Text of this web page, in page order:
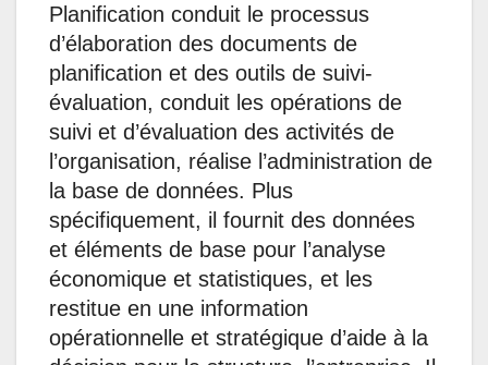
Planification conduit le processus
d’élaboration des documents de
planification et des outils de suivi-
évaluation, conduit les opérations de
suivi et d’évaluation des activités de
l’organisation, réalise l’administration de
la base de données. Plus
spécifiquement, il fournit des données
et éléments de base pour l’analyse
économique et statistiques, et les
restitue en une information
opérationnelle et stratégique d’aide à la